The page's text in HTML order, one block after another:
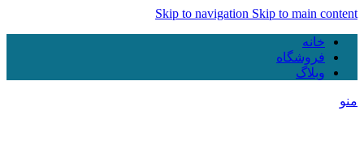
Skip to navigation Skip to main content
خانه
فروشگاه
وبلاگ
منو